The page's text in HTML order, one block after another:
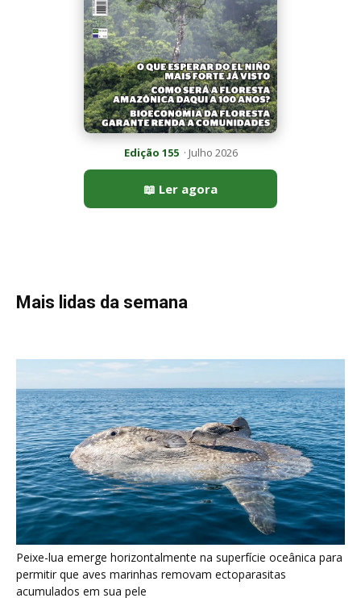
Edição 155· Julho 2026
📖 Ler agora
Mais lidas da semana
Peixe-lua emerge horizontalmente na superfície oceânica para
permitir que aves marinhas removam ectoparasitas
acumulados em sua pele